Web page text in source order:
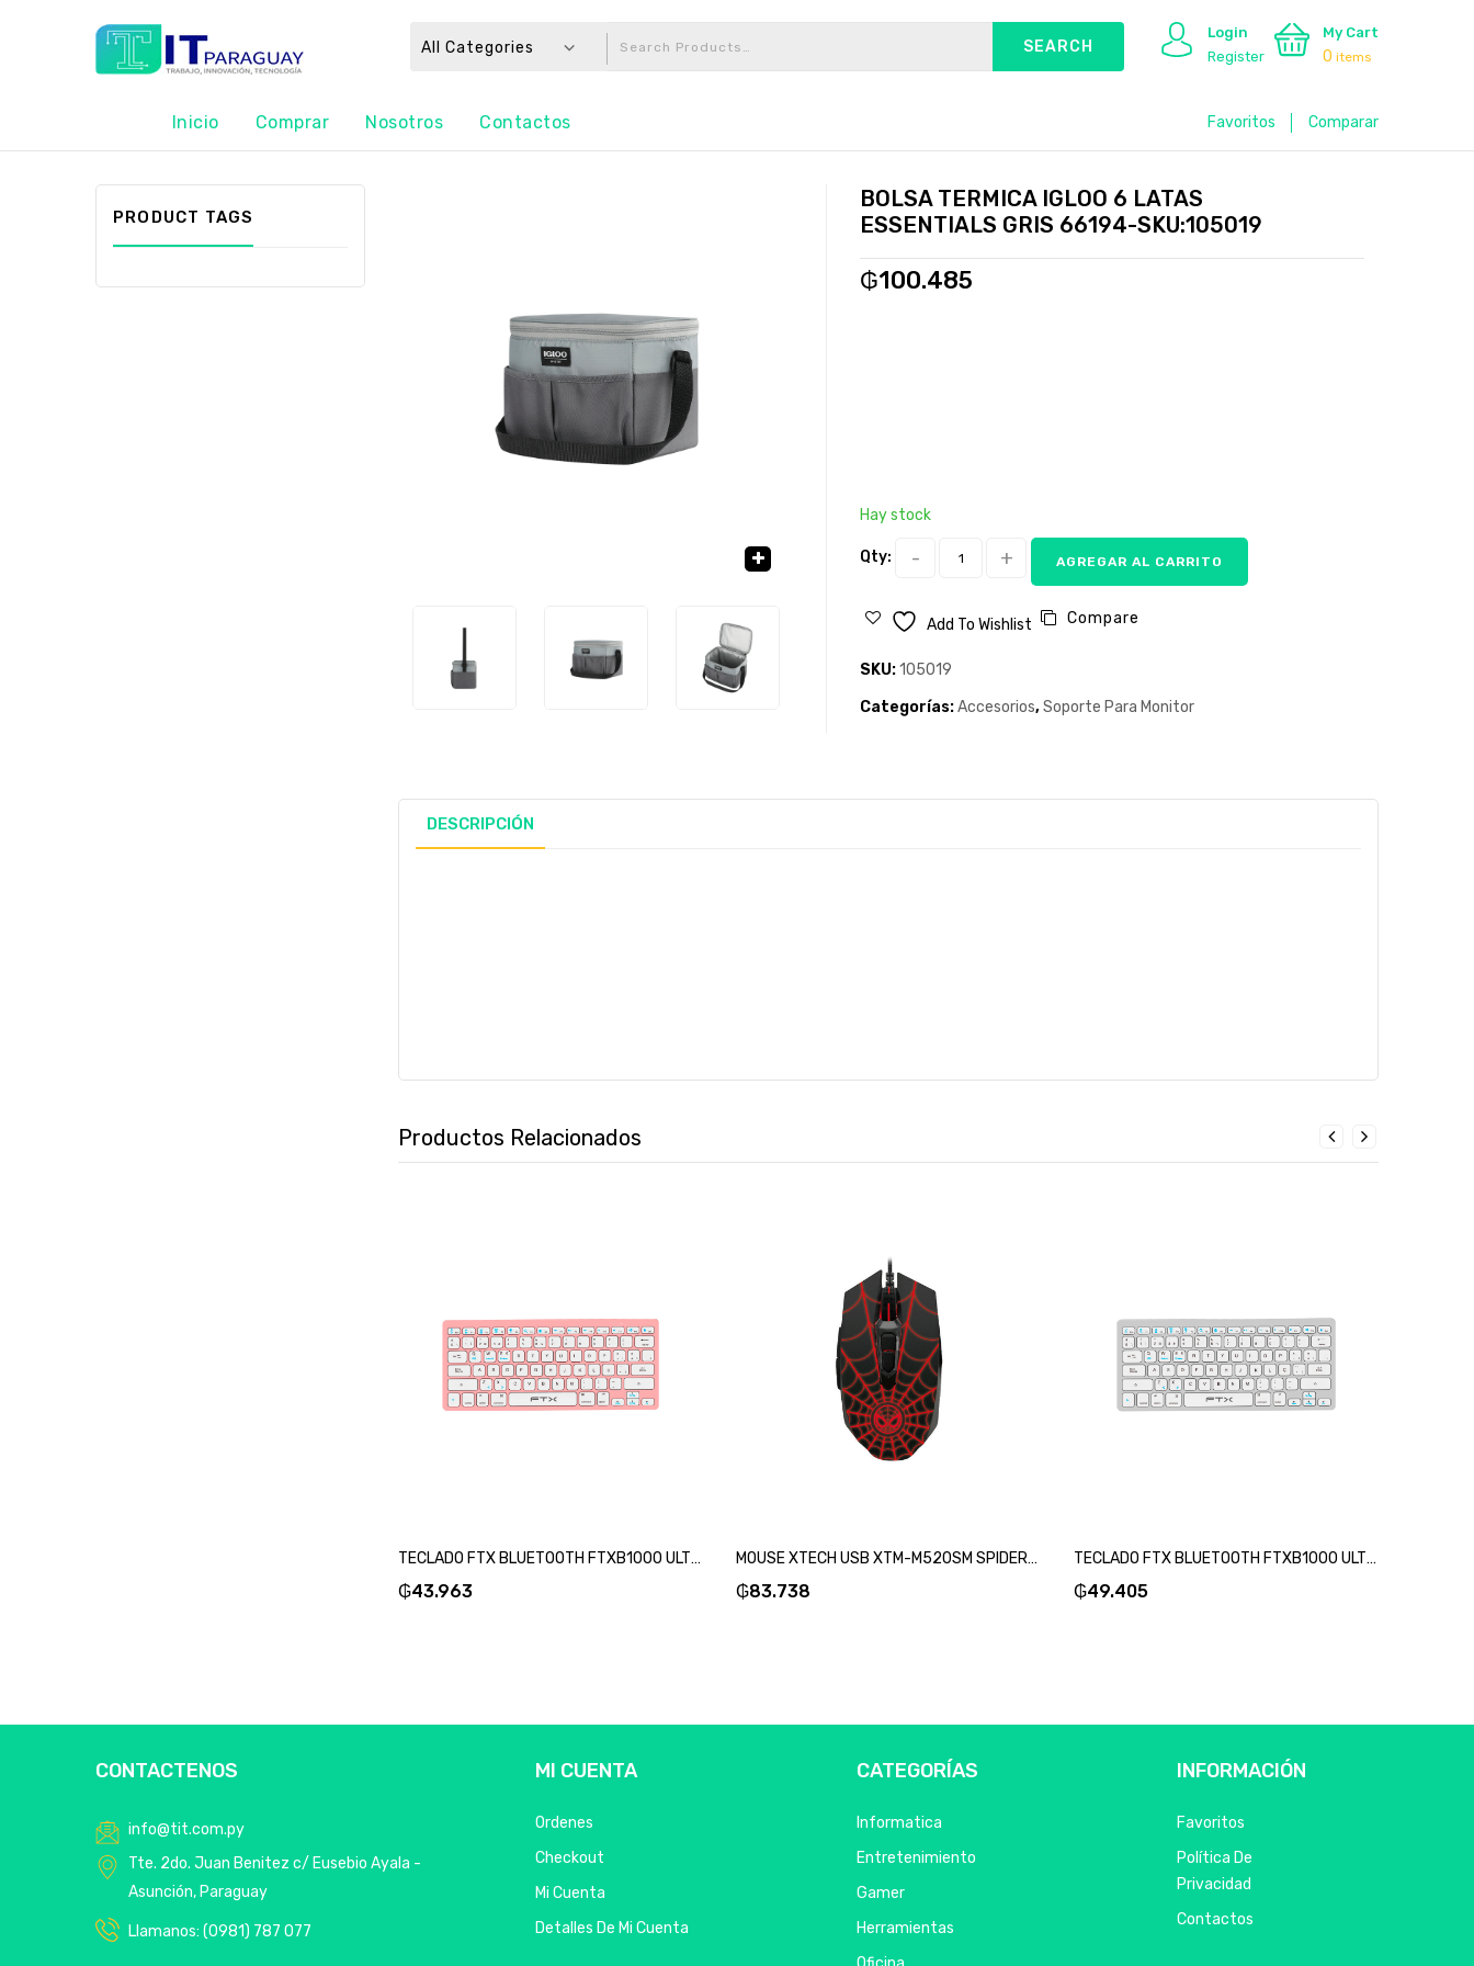
All Categories
Login
Register
My Cart
0 items
Inicio Comprar Nosotros Contactos Favoritos Comparar
PRODUCT TAGS
BOLSA TERMICA IGLOO 6 LATAS
ESSENTIALS GRIS 66194-SKU:105019
₲100.485
Hay stock
Qty: AGREGAR AL CARRITO
Add To Wishlist Compare
SKU:105019
Categorías:Accesorios,Soporte Para Monitor
DESCRIPCIÓN
Productos Relacionados
TECLADO FTX BLUETOOTH FTXB1000 ULTRA SLIM POR/ROSA-SKU:99547
₲43.963
MOUSE XTECH USB XTM-M520SM SPIDERMAN 2400DPI/3D/7 BOT/NEGRO-SKU:94108
₲83.738
TECLADO FTX BLUETOOTH FTXB1000 ULTRA SLIM POR/PLATA-SKU:99523
₲49.405
CONTACTENOS
info@tit.com.py
Tte. 2do. Juan Benitez c/ Eusebio Ayala -
Asunción, Paraguay
Llamanos: (0981) 787 077
MI CUENTA
Ordenes
Checkout
Mi Cuenta
Detalles De Mi Cuenta
CATEGORÍAS
Informatica
Entretenimiento
Gamer
Herramientas
INFORMACIÓN
Favoritos
Política De
Privacidad
Contactos